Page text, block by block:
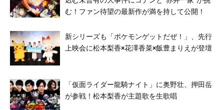
む！ファン待望の最新作が満を持して公開！
新シリーズも「ポケモンゲットだぜ！」、先行
上映会に松本梨香×花澤香菜×飯豊まりえが登壇
「仮面ライダー龍騎ナイト」に奥野壮、押田岳
が参戦！松本梨香が主題歌を生歌唱